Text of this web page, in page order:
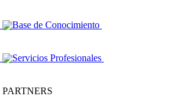
Base de Conocimiento
Servicios Profesionales
PARTNERS